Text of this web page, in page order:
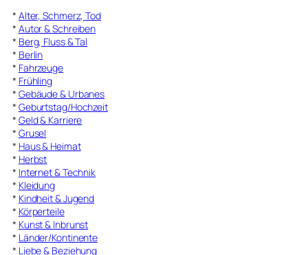
* Alter, Schmerz, Tod
* Autor & Schreiben
* Berg, Fluss & Tal
* Berlin
* Fahrzeuge
* Frühling
* Gebäude & Urbanes
* Geburtstag/Hochzeit
* Geld & Karriere
* Grusel
* Haus & Heimat
* Herbst
* Internet & Technik
* Kleidung
* Kindheit & Jugend
* Körperteile
* Kunst & Inbrunst
* Länder/Kontinente
* Liebe & Beziehung